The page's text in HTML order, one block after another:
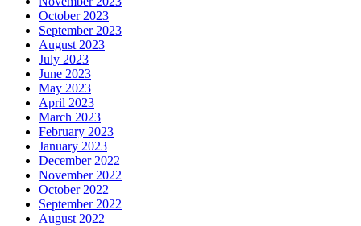
October 2023
September 2023
August 2023
July 2023
June 2023
May 2023
April 2023
March 2023
February 2023
January 2023
December 2022
November 2022
October 2022
September 2022
August 2022